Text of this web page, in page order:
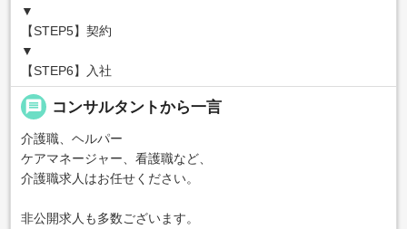
▼
【STEP5】契約
▼
【STEP6】入社
message コンサルタントから一言
介護職、ヘルパー
ケアマネージャー、看護職など、
介護職求人はお任せください。
非公開求人も多数ございます。